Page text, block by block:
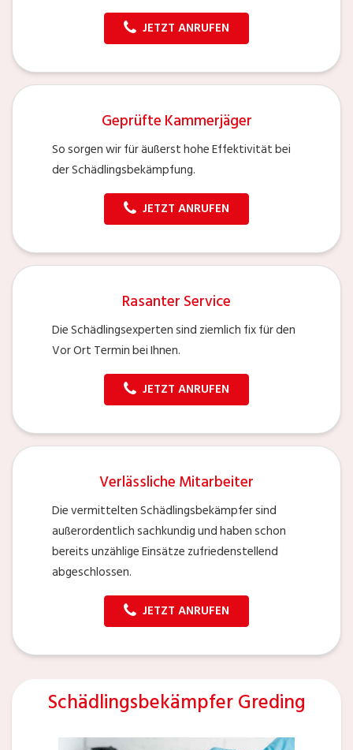
JETZT ANRUFEN
Geprüfte Kammerjäger
So sorgen wir für äußerst hohe Effektivität bei
der Schädlingsbekämpfung.
JETZT ANRUFEN
Rasanter Service
Die Schädlingsexperten sind ziemlich fix für den
Vor Ort Termin bei Ihnen.
JETZT ANRUFEN
Verlässliche Mitarbeiter
Die vermittelten Schädlingsbekämpfer sind
außerordentlich sachkundig und haben schon
bereits unzählige Einsätze zufriedenstellend
abgeschlossen.
JETZT ANRUFEN
Schädlingsbekämpfer Greding